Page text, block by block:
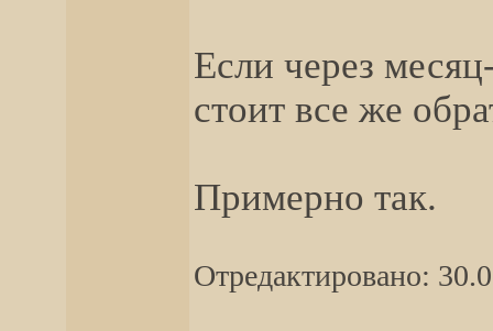
Если через
стоит все же
Примерно так.
Отредактировано: